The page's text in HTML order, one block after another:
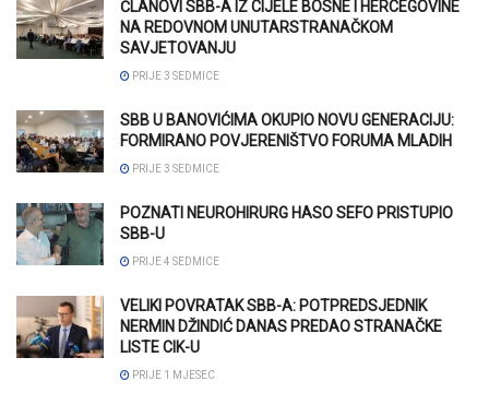
ČLANOVI SBB-A IZ CIJELE BOSNE I HERCEGOVINE
NA REDOVNOM UNUTARSTRANAČKOM
SAVJETOVANJU
PRIJE 3 SEDMICE
SBB U BANOVIĆIMA OKUPIO NOVU GENERACIJU:
FORMIRANO POVJERENIŠTVO FORUMA MLADIH
PRIJE 3 SEDMICE
POZNATI NEUROHIRURG HASO SEFO PRISTUPIO
SBB-U
PRIJE 4 SEDMICE
VELIKI POVRATAK SBB-A: POTPREDSJEDNIK
NERMIN DŽINDIĆ DANAS PREDAO STRANAČKE
LISTE CIK-U
PRIJE 1 MJESEC